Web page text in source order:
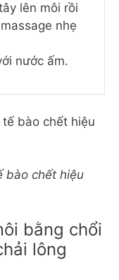
lên môi rồi
nhẹ
nước ấm.
bào chết hiệu
bằng chổi
lông